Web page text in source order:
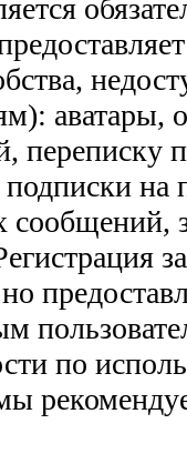
аватары,
переписку
подписки
сообщений,
по